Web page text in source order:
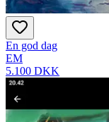
En god dag
EM
5.100 DKK